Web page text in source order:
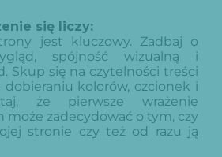
się liczy:
jest kluczowy. Zadbaj o
spójność wizualną i
Skup się na czytelności treści
kolorów, czcionek i
że pierwsze wrażenie
może zadecydować o tym, czy
stronie czy też od razu ją